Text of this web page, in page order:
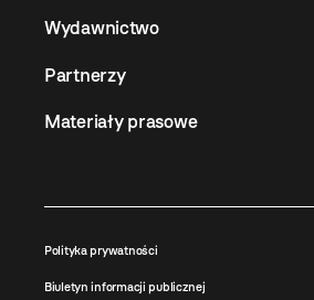
Wydawnictwo
Partnerzy
Materiały prasowe
Polityka prywatności
Biuletyn informacji publicznej